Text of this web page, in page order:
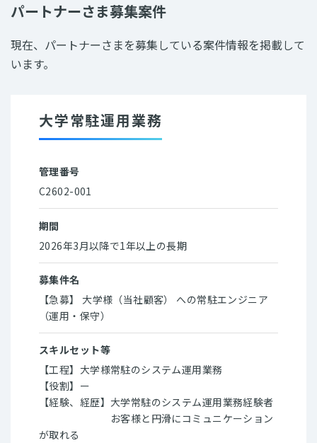
パートナーさま募集案件
現在、パートナーさまを募集している案件情報を掲載して
います。
大学常駐運用業務
管理番号
C2602-001
期間
2026年3月以降で1年以上の長期
募集件名
【急募】 大学様（当社顧客） への常駐エンジニア
（運用・保守）
スキルセット等
【工程】大学様常駐のシステム運用業務
【役割】ー
【経験、経歴】大学常駐のシステム運用業務経験者
お客様と円滑にコミュニケーション
が取れる